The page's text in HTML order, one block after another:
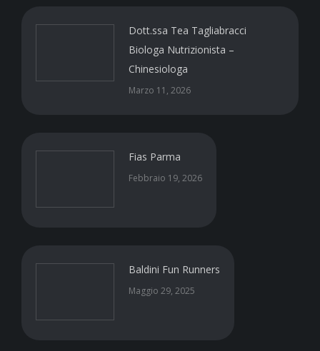
Dott.ssa Tea Tagliabracci
Biologa Nutrizionista –
Chinesiologa
Marzo 11, 2026
Fias Parma
Febbraio 19, 2026
Baldini Fun Runners
Maggio 29, 2025